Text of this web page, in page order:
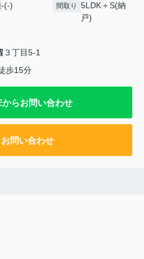
-(-) 間取り
5LDK＋S(納
戸)
３丁目5-1
歩15分
からお問い合わせ
お問い合わせ